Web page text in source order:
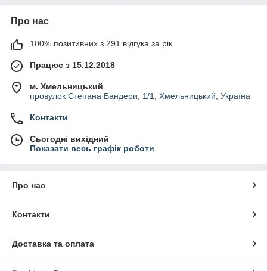
Про нас
100% позитивних з 291 відгука за рік
Працює з 15.12.2018
м. Хмельницький
провулок Степана Бандери, 1/1, Хмельницький, Україна
Контакти
Сьогодні вихідний
Показати весь графік роботи
Про нас
Контакти
Доставка та оплата